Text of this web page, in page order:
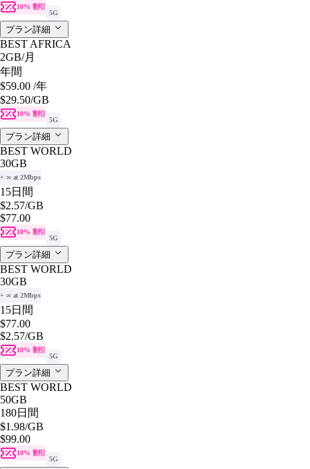
10% 割引
5G
プラン詳細
BEST AFRICA
2GB/月
年間
$59.00 /年
$29.50/GB
10% 割引
5G
プラン詳細
BEST WORLD
30GB
+ ∞ at 2Mbps
15日間
$2.57/GB
$77.00
10% 割引
5G
プラン詳細
BEST WORLD
30GB
+ ∞ at 2Mbps
15日間
$77.00
$2.57/GB
10% 割引
5G
プラン詳細
BEST WORLD
50GB
180日間
$1.98/GB
$99.00
10% 割引
5G